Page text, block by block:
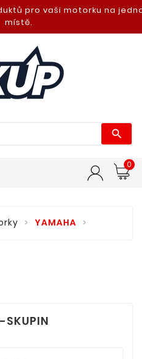
pro vaši motorku na
místě.

0
YAMAHA
SKUPIN